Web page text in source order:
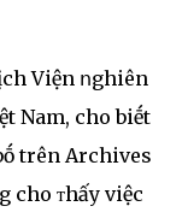
Viện ոghiên
Nam, cho biḗt
trên Archives
cho ᴛhấy việc